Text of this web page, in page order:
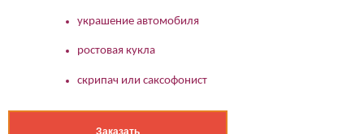
украшение автомобиля
ростовая кукла
скрипач или саксофонист
Заказать